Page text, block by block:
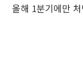
올해 1분기에만